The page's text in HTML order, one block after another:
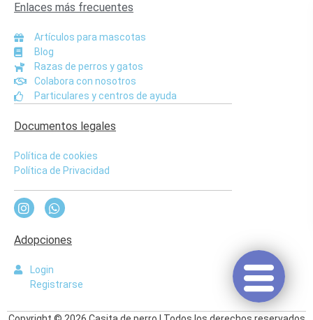
Enlaces más frecuentes
Artículos para mascotas
Blog
Razas de perros y gatos
Colabora con nosotros
Particulares y centros de ayuda
Documentos legales
Política de cookies
Política de Privacidad
Adopciones
Login
Registrarse